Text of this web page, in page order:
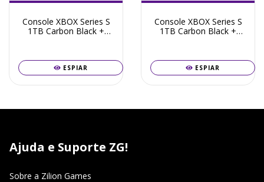
Console XBOX Series S
1TB Carbon Black +
ESPIAR
Console XBOX Series S
1TB Carbon Black +
ESPIAR
Ajuda e Suporte ZG!
Sobre a Zilion Games